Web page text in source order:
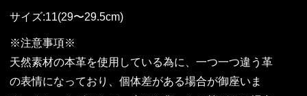
サイズ:11(29〜29.5cm)
※注意事項※
天然素材の本革を使用している為に、一つ一つ違う革
の表情になっており、個体差がある場合が御座いま